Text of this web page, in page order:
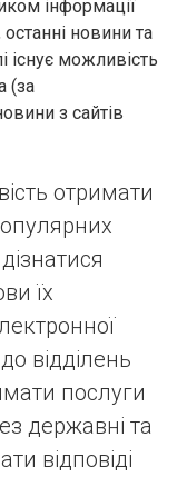
інформації
новини та
існує можливість
(за
з сайтів
отримати
їх
відділень
послуги
державні та
відповіді